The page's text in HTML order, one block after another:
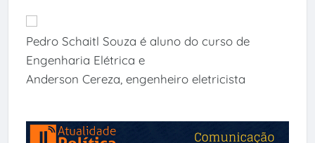
Pedro Schaitl Souza é aluno do curso de
Engenharia Elétrica e
Anderson Cereza, engenheiro eletricista